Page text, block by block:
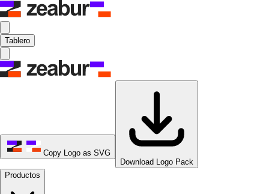
Tablero
Copy Logo as SVG
Download Logo Pack
Productos